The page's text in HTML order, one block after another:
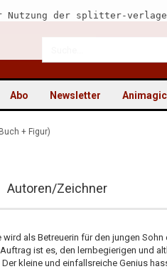
der splitter-
Newsletter
Abo
+ Figur)
Autoren/Zeichner
wird als Betreuerin für den jungen Sohn
ist es, den lernbegierigen und
Der kleine und einfallsreiche Genius